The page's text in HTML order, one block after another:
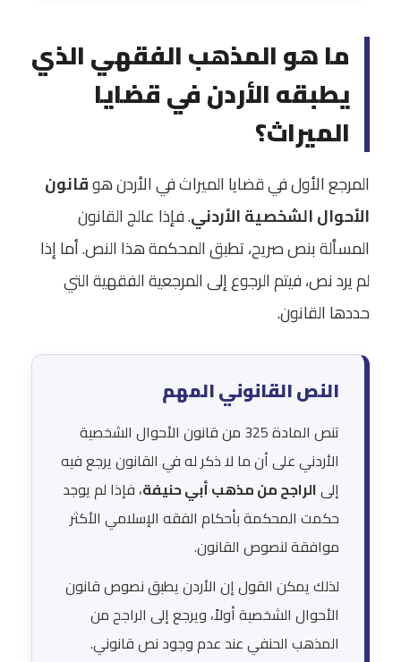
ما هو المذهب الفقهي الذي
يطبقه الأردن في قضايا
الميراث؟
المرجع الأول في قضايا الميراث في الأردن هوقانون
الأحوال الشخصية الأردني. فإذا عالج القانون
المسألة بنص صريح، تطبق المحكمة هذا النص. أما إذا
لم يرد نص، فيتم الرجوع إلى المرجعية الفقهية التي
حددها القانون.
النص القانوني المهم
تنص المادة 325 من قانون الأحوال الشخصية
الأردني على أن ما لا ذكر له في القانون يرجع فيه
إلىالراجح من مذهب أبي حنيفة، فإذا لم يوجد
حكمت المحكمة بأحكام الفقه الإسلامي الأكثر
موافقة لنصوص القانون.
لذلك يمكن القول إن الأردن يطبق نصوص قانون
الأحوال الشخصية أولاً، ويرجع إلى الراجح من
المذهب الحنفي عند عدم وجود نص قانوني.